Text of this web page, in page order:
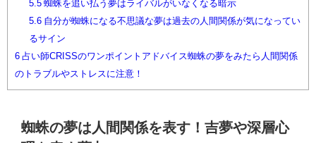
5.5蜘蛛を追い払う夢はライバルがいなくなる暗示
5.6自分が蜘蛛になる不思議な夢は過去の人間関係が気になってい
るサイン
6 占い師CRISSのワンポイントアドバイス蜘蛛の夢をみたら人間関係
のトラブルやストレスに注意！
蜘蛛の夢は人間関係を表す！吉夢や深層心